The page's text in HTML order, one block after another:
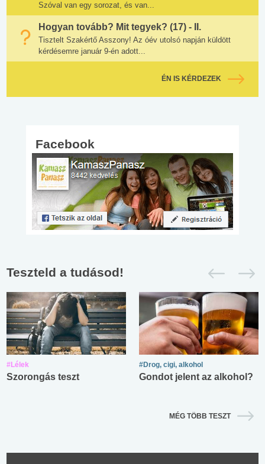
Szóval van egy sorozat, és van...
Hogyan tovább? Mit tegyek? (17) - II.
Tisztelt Szakértő Asszony! Az óév utolsó napján küldött
kérdésemre január 9-én adott...
ÉN IS KÉRDEZEK
Facebook
Teszteld a tudásod!
#Lélek
Szorongás teszt
#Drog, cigi, alkohol
Gondot jelent az alkohol?
MÉG TÖBB TESZT